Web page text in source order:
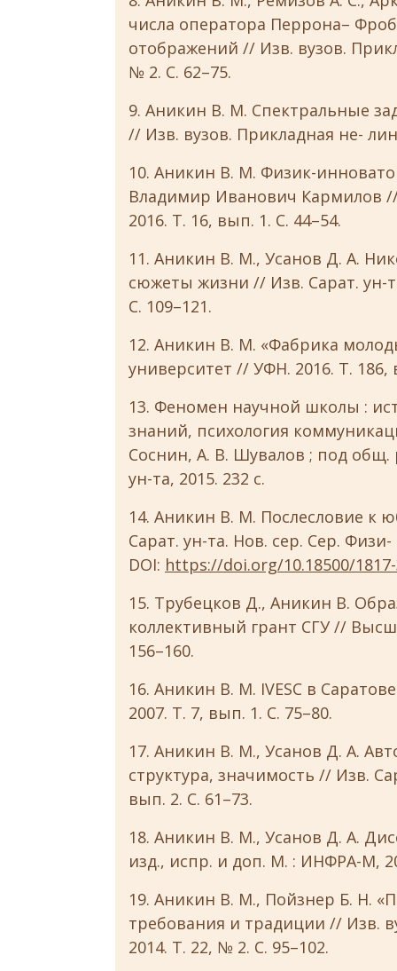
числа оператора Перрона–
отображений // Изв. вузов.
№ 2. С. 62–75.
9. Аникин В. М. Спектральные
// Изв. вузов. Прикладная не-
10. Аникин В. М. Физик-
Владимир Иванович Кармилов //
2016. Т. 16, вып. 1. С. 44–54.
11. Аникин В. М., Усанов Д. А.
сюжеты жизни // Изв. Сарат. ун-
С. 109–121.
12. Аникин В. М. «Фабрика
университет // УФН. 2016. Т. 186,
13. Феномен научной школы :
знаний, психология
Соснин, А. В. Шувалов ; под общ.
ун-та, 2015. 232 с.
14. Аникин В. М. Послесловие к
Сарат. ун-та. Нов. сер. Сер. Физи-
DOI: https://doi.org/10.18500/1817-
15. Трубецков Д., Аникин В.
коллективный грант СГУ //
156–160.
16. Аникин В. М. IVESC в
2007. Т. 7, вып. 1. С. 75–80.
17. Аникин В. М., Усанов Д. А.
структура, значимость // Изв.
вып. 2. С. 61–73.
18. Аникин В. М., Усанов Д. А.
изд., испр. и доп. М. : ИНФРА-М,
19. Аникин В. М., Пойзнер Б. Н.
требования и традиции // Изв.
2014. Т. 22, № 2. С. 95–102.